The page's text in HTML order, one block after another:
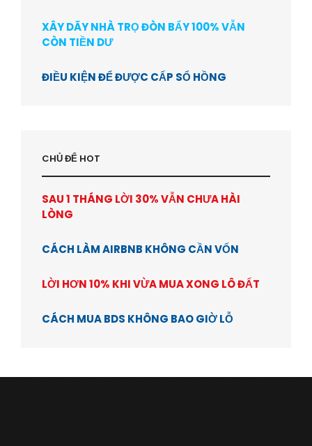
XÂY DÃY NHÀ TRỌ ĐÒN BẨY 100% VẪN
CÒN TIỀN DƯ
ĐIỀU KIỆN ĐỂ ĐƯỢC CẤP SỔ HỒNG
CHỦ ĐỂ HOT
SAU 1 THÁNG LỜI 30% VẪN CHƯA HÀI
LÒNG
CÁCH LÀM AIRBNB KHÔNG CẦN VỐN
LỜI HƠN 10% KHI VỪA MUA XONG LÔ ĐẤT
CÁCH MUA BDS KHÔNG BAO GIỜ LỖ